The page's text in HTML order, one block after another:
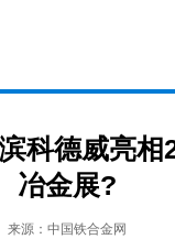
科德威亮
冶金展?
来源：中国铁合金网